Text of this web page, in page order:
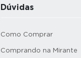
Dúvidas
Como Comprar
Comprando na Mirante